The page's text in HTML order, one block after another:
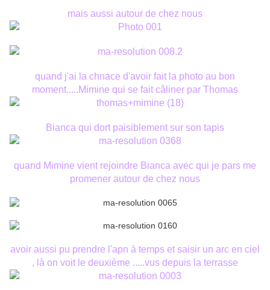
mais aussi autour de chez nous
quand j'ai la chnace d'avoir fait la photo au bon
moment.....Mimine qui se fait câliner par Thomas
Bianca qui dort paisiblement sur son tapis
quand Mimine vient rejoindre Bianca avec qui je pars me
promener autour de chez nous
avoir aussi pu prendre l'apn à temps et saisir un arc en ciel
, là on voit le deuxième .....vus depuis la terrasse